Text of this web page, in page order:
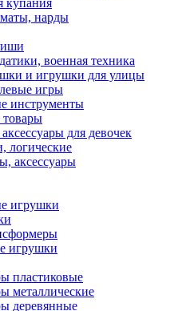
купания
нарды
военная техника
и игрушки для улицы
игры
инструменты
для девочек
логические
аксессуары
игрушки
игрушки
пластиковые
металлические
деревянные